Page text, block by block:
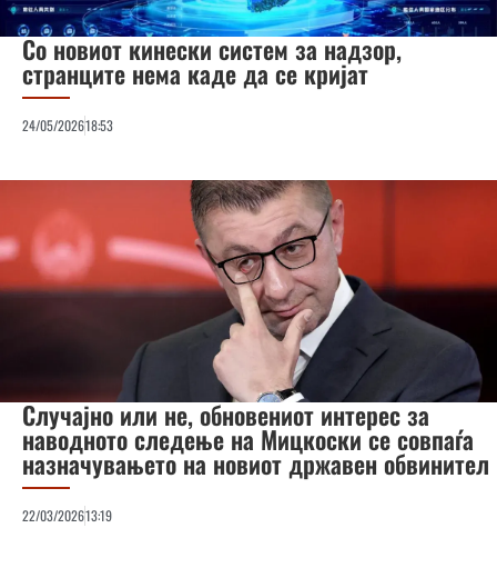
Со новиот кинески систем за надзор,
странците нема каде да се кријат
24/05/202618:53
Случајно или не, обновениот интерес за
наводното следење на Мицкоски се совпаѓа
назначувањето на новиот државен обвинител
22/03/202613:19